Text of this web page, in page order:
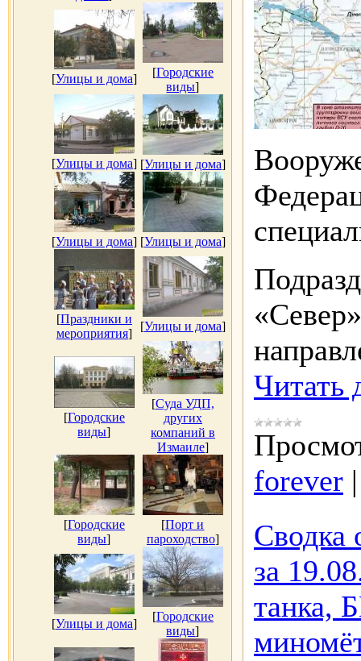
[Улицы и дома] [Городские
виды]
[Улицы и дома] [Улицы и дома]
[Улицы и дома] [Улицы и дома]
[Праздники и
мероприятия]
[Улицы и дома]
[Городские
виды]
[Суда УДП,
других
компаний в
Измаиле]
[Городские
виды]
[Порт и
пароходство]
[Улицы и дома]
[Городские
виды]
Читать
forever
Сводка
за
танка,